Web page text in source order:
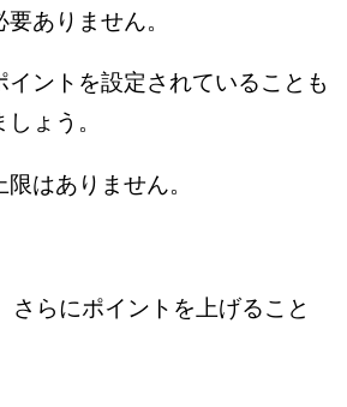
ありません。
イントを設定されていることも
ょう。
はありません。
さらにポイントを上げること